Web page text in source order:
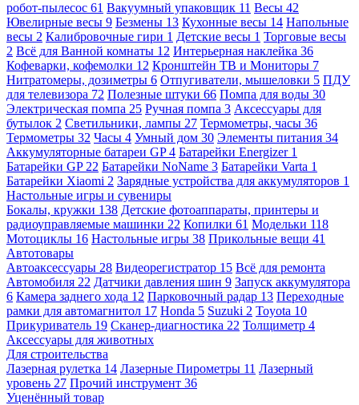
робот-пылесос 61 Вакуумный упаковщик 11 Весы 42
Ювелирные весы 9 Безмены 13 Кухонные весы 14 Напольные
весы 2 Калибровочные гири 1 Детские весы 1 Торговые весы
2 Всё для Ванной комнаты 12 Интерьерная наклейка 36
Кофеварки, кофемолки 12 Кронштейн ТВ и Мониторы 7
Нитратомеры, дозиметры 6 Отпугиватели, мышеловки 5 ПДУ
для телевизора 72 Полезные штуки 66 Помпа для воды 30
Электрическая помпа 25 Ручная помпа 3 Аксессуары для
бутылок 2 Светильники, лампы 27 Термометры, часы 36
Термометры 32 Часы 4 Умный дом 30 Элементы питания 34
Аккумуляторные батареи GP4 Батарейки Energizer 1
Батарейки GP 22 Батарейки NoName 3 Батарейки Varta 1
Батарейки Xiaomi 2 Зарядные устройства для аккумуляторов 1
Настольные игры и сувениры
Бокалы, кружки 138 Детские фотоаппараты, принтеры и
радиоуправляемые машинки 22 Копилки 61 Модельки 118
Мотоциклы 16 Настольные игры 38 Прикольные вещи 41
Автотовары
Автоаксессуары 28 Видеорегистратор 15 Всё для ремонта
Автомобиля 22 Датчики давления шин 9 Запуск аккумулятора
6 Камера заднего хода 12 Парковочный радар 13 Переходные
рамки для автомагнитол 17 Honda 5 Suzuki 2 Toyota 10
Прикуриватель 19 Сканер-диагностика 22 Толщиметр 4
Аксессуары для животных
Для строительства
Лазерная рулетка 14 Лазерные Пирометры 11 Лазерный
уровень 27 Прочий инструмент 36
Уценённый товар